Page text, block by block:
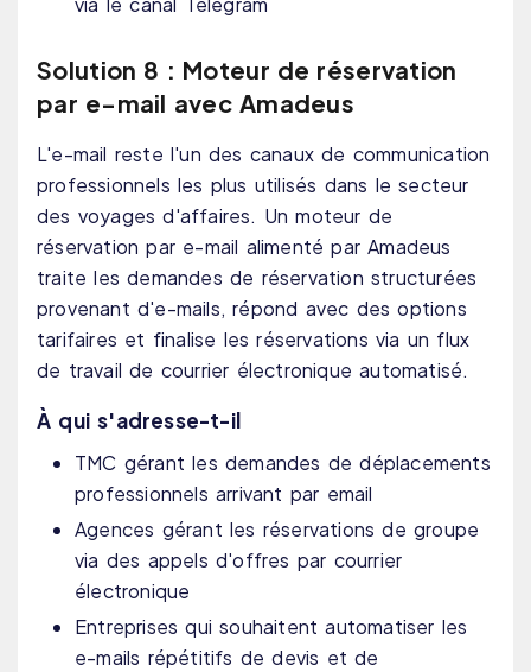
Solution 8 : Moteur de réservation
par e-mail avec Amadeus
L'e-mail reste l'un des canaux de communication
professionnels les plus utilisés dans le secteur
des voyages d'affaires. Un moteur de
réservation par e-mail alimenté par Amadeus
traite les demandes de réservation structurées
provenant d'e-mails, répond avec des options
tarifaires et finalise les réservations via un flux
de travail de courrier électronique automatisé.
À qui s'adresse-t-il
TMC gérant les demandes de déplacements
professionnels arrivant par email
Agences gérant les réservations de groupe
via des appels d'offres par courrier
électronique
Entreprises qui souhaitent automatiser les
e-mails répétitifs de devis et de